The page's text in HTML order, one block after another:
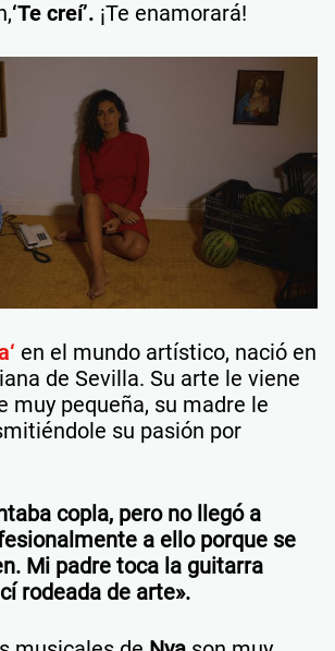
‘Te creí’. ¡Te enamorará!
‘ en el mundo artístico, nació en
de Sevilla. Su arte le viene
muy pequeña, su madre le
su pasión por
copla, pero no llegó a
a ello porque se
Mi padre toca la guitarra
rodeada de arte».